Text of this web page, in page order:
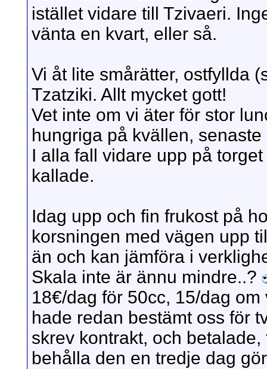
istället vidare till Tzivaeri.
vänta en kvart, eller så.
Vi åt lite smårätter, ostfyllda
Tzatziki. Allt mycket gott!
Vet inte om vi äter för stor
hungriga på kvällen,
I alla fall vidare upp på
kallade.
Idag upp och fin frukost på
korsningen med vägen upp
än och kan jämföra i
Skala inte är ännu mindre..?
18€/dag för 50cc, 15/dag
hade redan bestämt oss för
skrev kontrakt, och
behålla den en tredje dag